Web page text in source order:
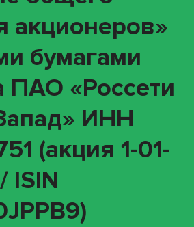
акционеров»
бумагами
ПАО «Россети
ИНН
(акция 1-01-
ISIN